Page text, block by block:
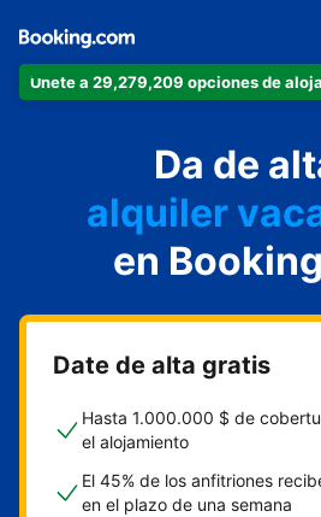
Únete a 29,279,209 opciones de
Da dehotel
alquiler
hostal o
casa
en
Date de alta gratis
Hasta 1.000.000 $ de
el alojamiento
El 45% de los anfitriones
en el plazo de una semana